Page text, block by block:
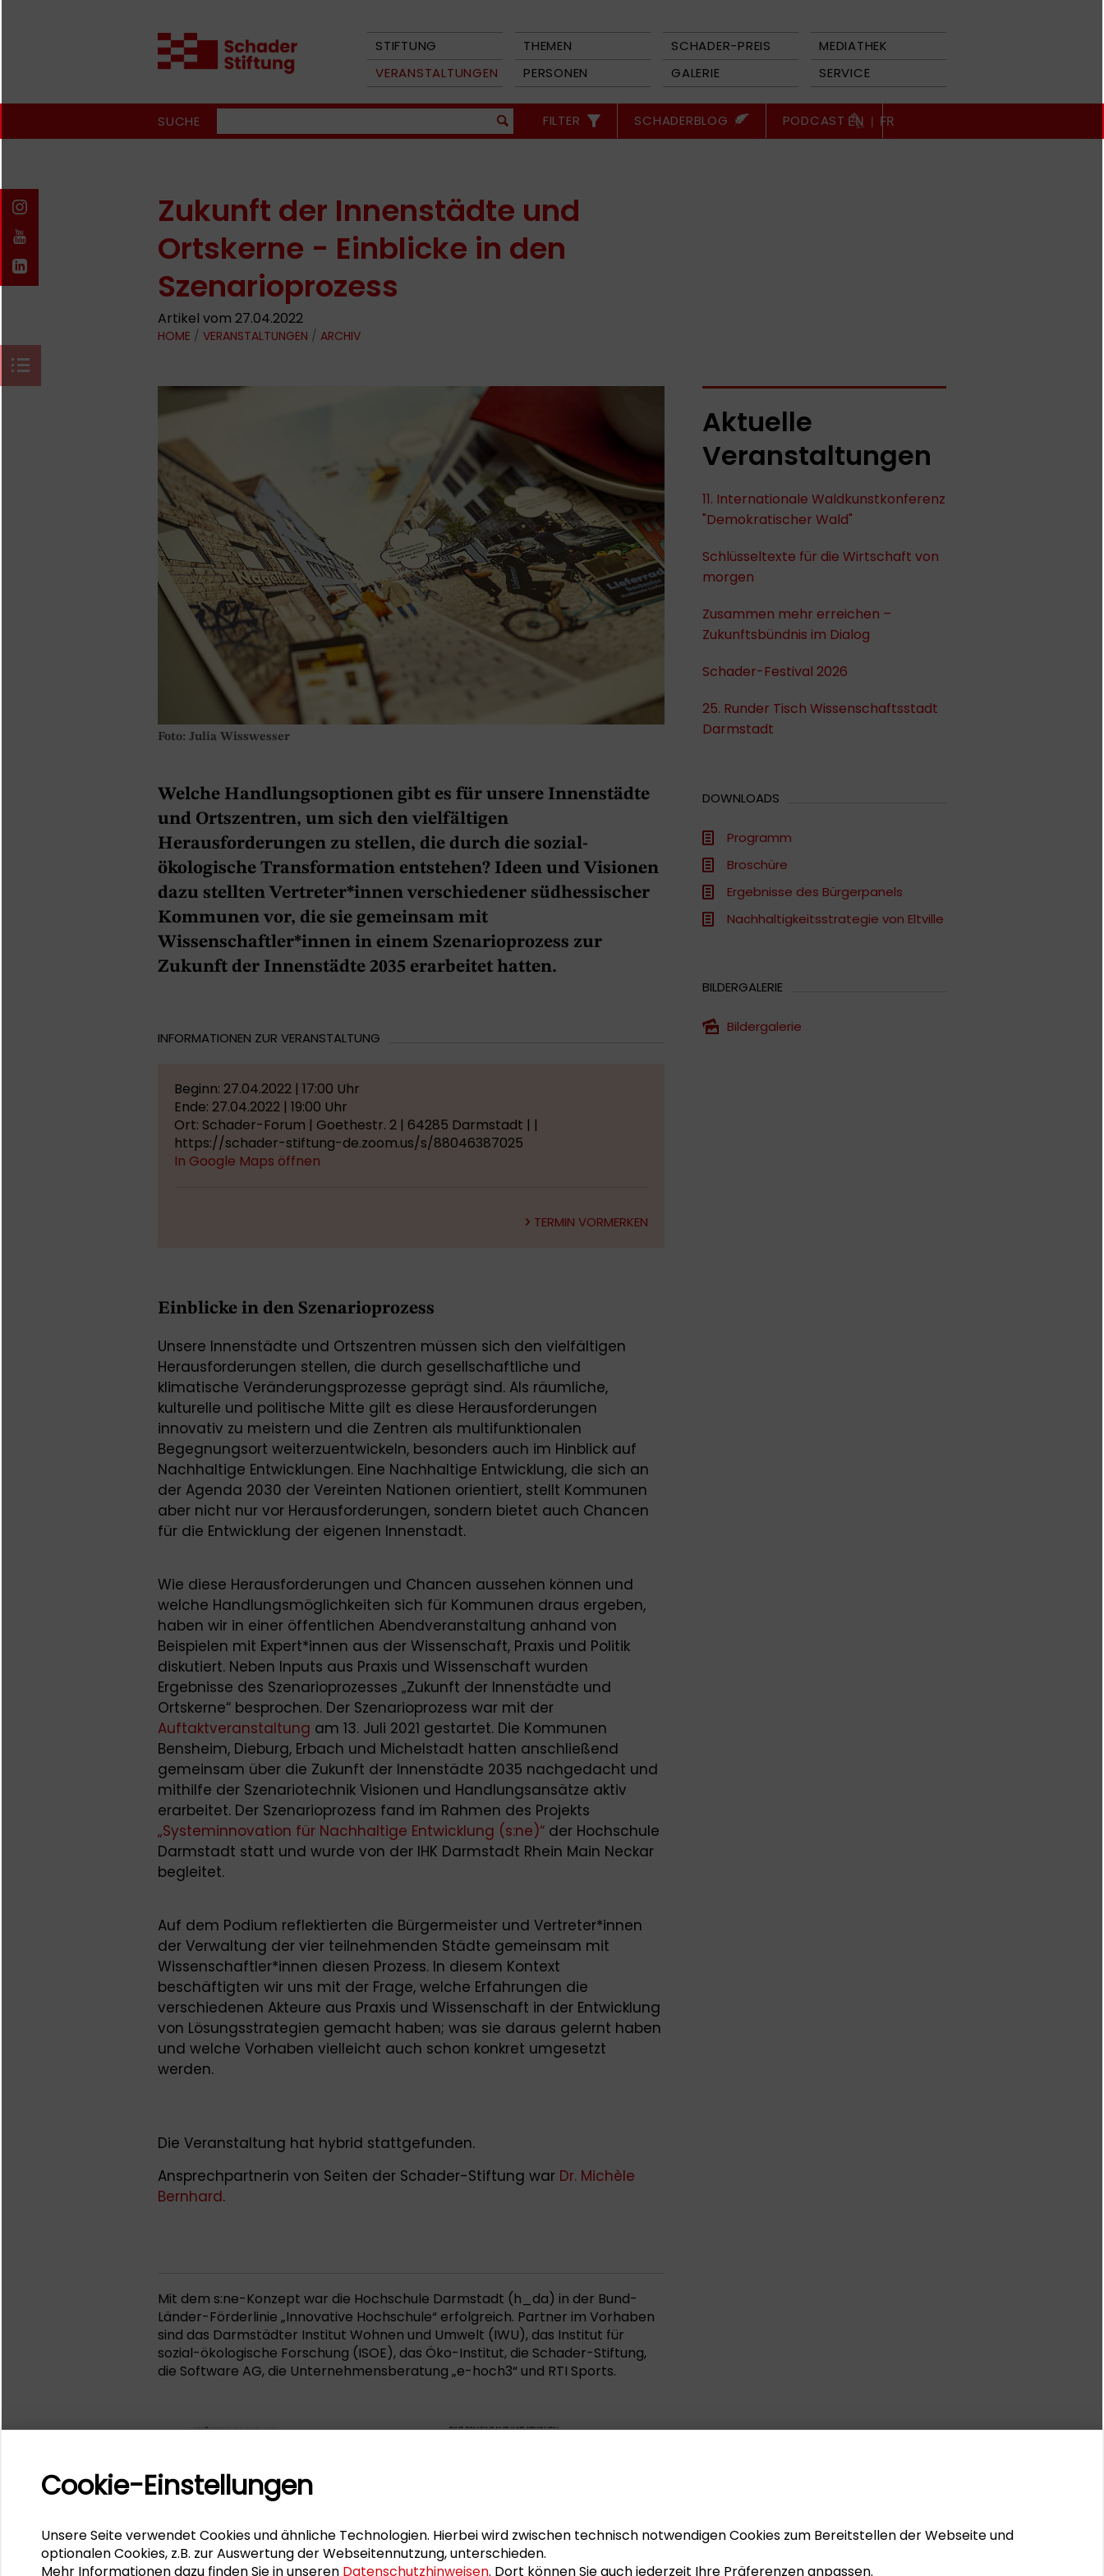
STIFTUNG THEMEN SCHADER-PREIS
MEDIATHEK
VERANSTALTUNGEN
PERSONEN GALERIE SERVICE
SUCHE FILTER SCHADERBLOG PODCAST EN | FR
Zukunft der Innenstädte und
Ortskerne - Einblicke in den
Szenarioprozess
Artikel vom 27.04.2022
HOME / VERANSTALTUNGEN / ARCHIV
Foto: Julia Wisswesser
Welche Handlungsoptionen gibt es für unsere Innenstädte
und Ortszentren, um sich den vielfältigen
Herausforderungen zu stellen, die durch die sozial-
ökologische Transformation entstehen? Ideen und Visionen
dazu stellten Vertreter*innen verschiedener südhessischer
Kommunen vor, die sie gemeinsam mit
Wissenschaftler*innen in einem Szenarioprozess zur
Zukunft der Innenstädte 2035 erarbeitet hatten.
INFORMATIONEN ZUR VERANSTALTUNG
Beginn: 27.04.2022 | 17:00 Uhr
Ende: 27.04.2022 | 19:00 Uhr
Ort: Schader-Forum | Goethestr. 2 | 64285 Darmstadt | |
https://schader-stiftung-de.zoom.us/s/88046387025
In Google Maps öffnen
TERMIN VORMERKEN
Einblicke in den Szenarioprozess
Unsere Innenstädte und Ortszentren müssen sich den vielfältigen
Herausforderungen stellen, die durch gesellschaftliche und
klimatische Veränderungsprozesse geprägt sind. Als räumliche,
kulturelle und politische Mitte gilt es diese Herausforderungen
innovativ zu meistern und die Zentren als multifunktionalen
Begegnungsort weiterzuentwickeln, besonders auch im Hinblick auf
Nachhaltige Entwicklungen. Eine Nachhaltige Entwicklung, die sich an
der Agenda 2030 der Vereinten Nationen orientiert, stellt Kommunen
aber nicht nur vor Herausforderungen, sondern bietet auch Chancen
für die Entwicklung der eigenen Innenstadt.
Wie diese Herausforderungen und Chancen aussehen können und
welche Handlungsmöglichkeiten sich für Kommunen draus ergeben,
haben wir in einer öffentlichen Abendveranstaltung anhand von
Beispielen mit Expert*innen aus der Wissenschaft, Praxis und Politik
diskutiert. Neben Inputs aus Praxis und Wissenschaft wurden
Ergebnisse des Szenarioprozesses „Zukunft der Innenstädte und
Ortskerne“ besprochen. Der Szenarioprozess war mit der
Auftaktveranstaltung am 13. Juli 2021 gestartet. Die Kommunen
Bensheim, Dieburg, Erbach und Michelstadt hatten anschließend
gemeinsam über die Zukunft der Innenstädte 2035 nachgedacht und
mithilfe der Szenariotechnik Visionen und Handlungsansätze aktiv
erarbeitet. Der Szenarioprozess fand im Rahmen des Projekts
„Systeminnovation für Nachhaltige Entwicklung (s:ne)“ der Hochschule
Darmstadt statt und wurde von der IHK Darmstadt Rhein Main Neckar
begleitet.
Auf dem Podium reflektierten die Bürgermeister und Vertreter*innen
der Verwaltung der vier teilnehmenden Städte gemeinsam mit
Wissenschaftler*innen diesen Prozess. In diesem Kontext
beschäftigten wir uns mit der Frage, welche Erfahrungen die
verschiedenen Akteure aus Praxis und Wissenschaft in der Entwicklung
von Lösungsstrategien gemacht haben; was sie daraus gelernt haben
und welche Vorhaben vielleicht auch schon konkret umgesetzt
werden.
Die Veranstaltung hat hybrid stattgefunden.
Ansprechpartnerin von Seiten der Schader-Stiftung war Dr. Michèle
Bernhard.
Mit dem s:ne-Konzept war die Hochschule Darmstadt (h_da) in der Bund-
Länder-Förderlinie „Innovative Hochschule“ erfolgreich. Partner im Vorhaben
sind das Darmstädter Institut Wohnen und Umwelt (IWU), das Institut für
sozial-ökologische Forschung (ISOE), das Öko-Institut, die Schader-Stiftung,
die Software AG, die Unternehmensberatung „e-hoch3“ und RTI Sports.
Aktuelle
Veranstaltungen
11. Internationale Waldkunstkonferenz
"Demokratischer Wald"
Schlüsseltexte für die Wirtschaft von
morgen
Zusammen mehr erreichen –
Zukunftsbündnis im Dialog
Schader-Festival 2026
25. Runder Tisch Wissenschaftsstadt
Darmstadt
DOWNLOADS
Programm
Broschüre
Ergebnisse des Bürgerpanels
Nachhaltigkeitsstrategie von Eltville
BILDERGALERIE
Bildergalerie
Cookie-Einstellungen
Unsere Seite verwendet Cookies und ähnliche Technologien. Hierbei wird zwischen technisch notwendigen Cookies zum Bereitstellen der Webseite und
optionalen Cookies, z.B. zur Auswertung der Webseitennutzung, unterschieden.
Mehr Informationen dazu finden Sie in unseren Datenschutzhinweisen. Dort können Sie auch jederzeit Ihre Präferenzen anpassen.